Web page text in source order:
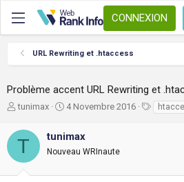
CONNEXION
URL Rewriting et .htaccess
Problème accent URL Rewriting et
A
t
e
tunimax
D
e
d
4 Novembre 2016
T tunimax
Nouveau WRInaute